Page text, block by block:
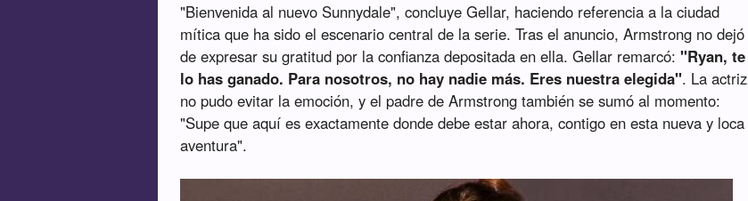
"Bienvenida al nuevo Sunnydale", concluye Gellar, haciendo referencia a la ciudad
mítica que ha sido el escenario central de la serie. Tras el anuncio, Armstrong no dejó
de expresar su gratitud por la confianza depositada en ella. Gellar remarcó:"Ryan, te
lo has ganado. Para nosotros, no hay nadie más. Eres nuestra elegida". La actriz
no pudo evitar la emoción, y el padre de Armstrong también se sumó al momento:
"Supe que aquí es exactamente donde debe estar ahora, contigo en esta nueva y loca
aventura".